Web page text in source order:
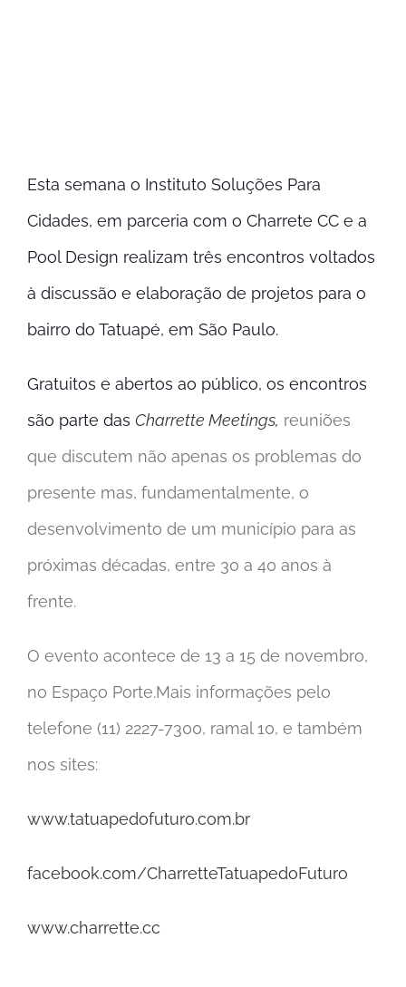
Esta semana o Instituto Soluções Para
Cidades, em parceria com o Charrete CC e a
Pool Design realizam três encontros voltados
à discussão e elaboração de projetos para o
bairro do Tatuapé, em São Paulo.
Gratuitos e abertos ao público, os encontros
são parte das Charrette Meetings, reuniões
que discutem não apenas os problemas do
presente mas, fundamentalmente, o
desenvolvimento de um município para as
próximas décadas, entre 30 a 40 anos à
frente.
O evento acontece de 13 a 15 de novembro,
no Espaço Porte.Mais informações pelo
telefone (11) 2227-7300, ramal 10, e também
nos sites:
www.tatuapedofuturo.com.br
facebook.com/CharretteTatuapedoFuturo
www.charrette.cc